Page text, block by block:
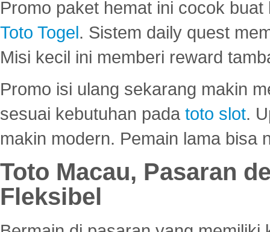
Promo paket hemat ini cocok
Toto Togel. Sistem daily quest
Misi kecil ini memberi reward
Promo isi ulang sekarang makin
sesuai kebutuhan pada toto slot.
makin modern. Pemain lama bisa
Toto Macau, Pasaran
Fleksibel